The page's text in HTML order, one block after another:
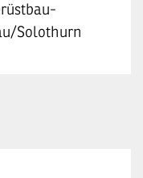
Solothurn